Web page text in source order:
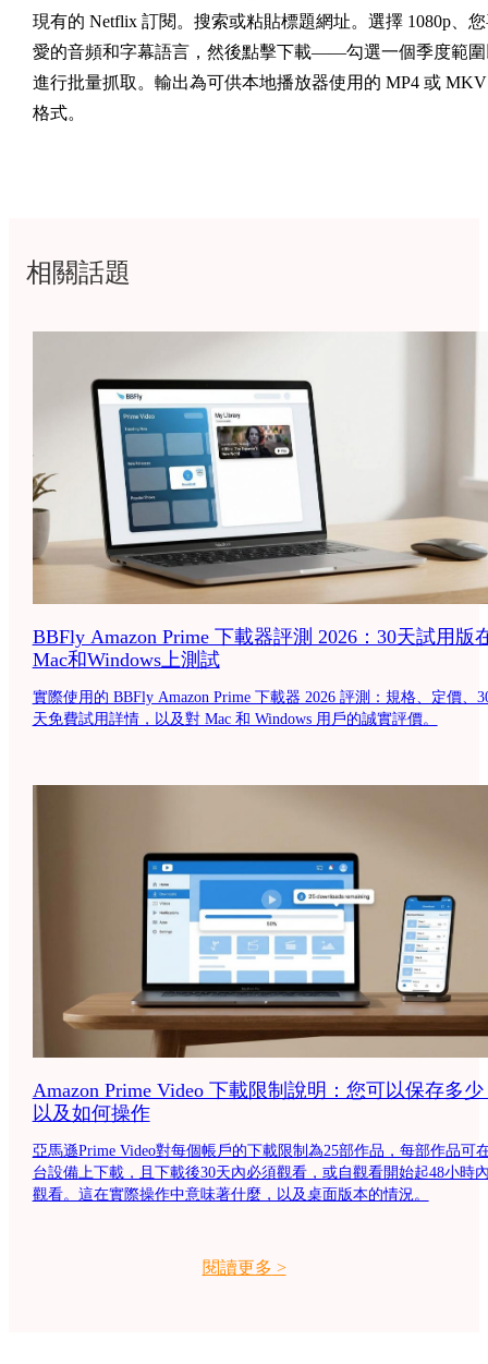
現有的 Netflix 訂閱。搜索或粘貼標題網址。選擇 1080p、
愛的音頻和字幕語言，然後點擊下載——勾選一個季度範圍
進行批量抓取。輸出為可供本地播放器使用的 MP4 或 MKV
格式。
相關話題
BBFly Amazon Prime 下載器評測 2026：30天試用版
Mac和Windows上測試
實際使用的 BBFly Amazon Prime 下載器 2026 評測：規格、定價、
天免費試用詳情，以及對 Mac 和 Windows 用戶的誠實評價。
Amazon Prime Video 下載限制說明：您可以保存多少
以及如何操作
亞馬遜Prime Video對每個帳戶的下載限制為25部作品，每部作品可
台設備上下載，且下載後30天內必須觀看，或自觀看開始起48小時
觀看。這在實際操作中意味著什麼，以及桌面版本的情況。
閱讀更多 >